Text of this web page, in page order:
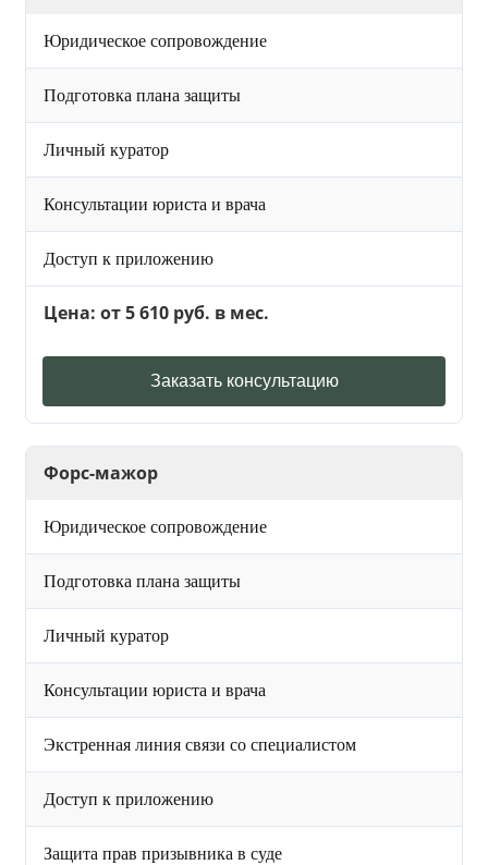
Юридическое сопровождение
Подготовка плана защиты
Личный куратор
Консультации юриста и врача
Доступ к приложению
Цена: от 5 610 руб. в мес.
Заказать консультацию
Форс-мажор
Юридическое сопровождение
Подготовка плана защиты
Личный куратор
Консультации юриста и врача
Экстренная линия связи со специалистом
Доступ к приложению
Защита прав призывника в суде